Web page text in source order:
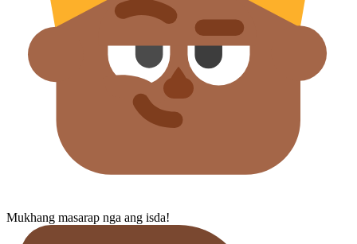
Mukhang masarap nga ang isda!